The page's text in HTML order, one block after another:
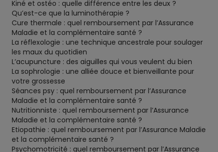
Kiné et ostéo : quelle différence entre les deux ?
Qu’est-ce que la luminothérapie ?
Cure thermale : quel remboursement par l’Assurance
Maladie et la complémentaire santé ?
La réflexologie : une technique ancestrale pour soulager
les maux du quotidien
L’acupuncture : des aiguilles qui vous veulent du bien
La sophrologie : une alliée douce et bienveillante pour
votre grossesse
Séances psy : quel remboursement par l’Assurance
Maladie et la complémentaire santé ?
Nutritionniste : quel remboursement par l’Assurance
Maladie et la complémentaire santé ?
Etiopathie : quel remboursement par l’Assurance Maladie
et la complémentaire santé ?
Psychomotricité : quel remboursement par l’Assurance